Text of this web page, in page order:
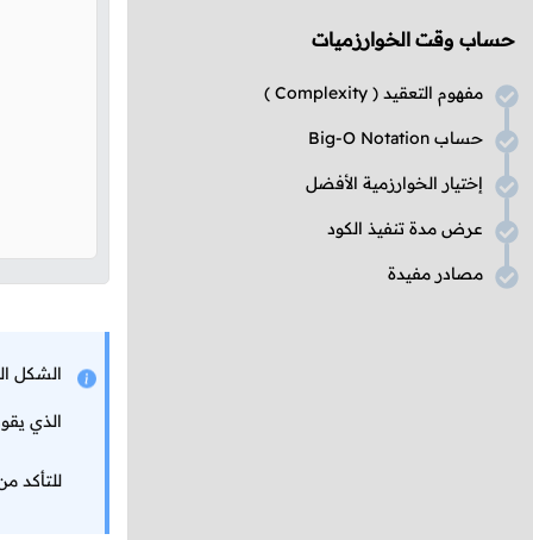
حساب وقت الخوارزميات
مفهوم التعقيد ( Complexity
)
حساب Big-O Notation
إختيار الخوارزمية الأفضل
عرض مدة تنفيذ الكود
مصادر مفيدة
الذي
للتأكد